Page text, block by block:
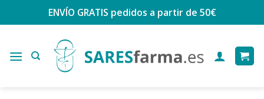
ENVÍO GRATIS pedidos a partir de 50€